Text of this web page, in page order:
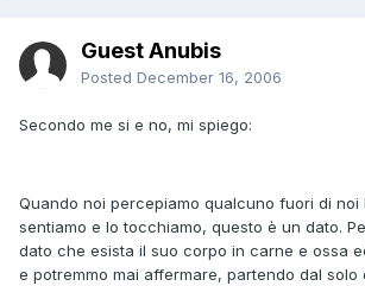
Guest Anubis
Posted December 16, 2006
Secondo me si e no, mi spiego:
Quando noi percepiamo qualcuno fuori di noi
sentiamo e lo tocchiamo, questo è un dato.
dato che esista il suo corpo in carne e ossa
e potremmo mai affermare, partendo dal solo